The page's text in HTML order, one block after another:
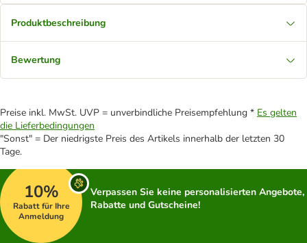
Produktbeschreibung
Bewertung
Preise inkl. MwSt. UVP = unverbindliche Preisempfehlung * Es gelten
die Lieferbedingungen
"Sonst" = Der niedrigste Preis des Artikels innerhalb der letzten 30
Tage.
10%
Rabatt für Ihre
Anmeldung
Verpassen Sie keine personalisierten Angebote,
Rabatte und Gutscheine!